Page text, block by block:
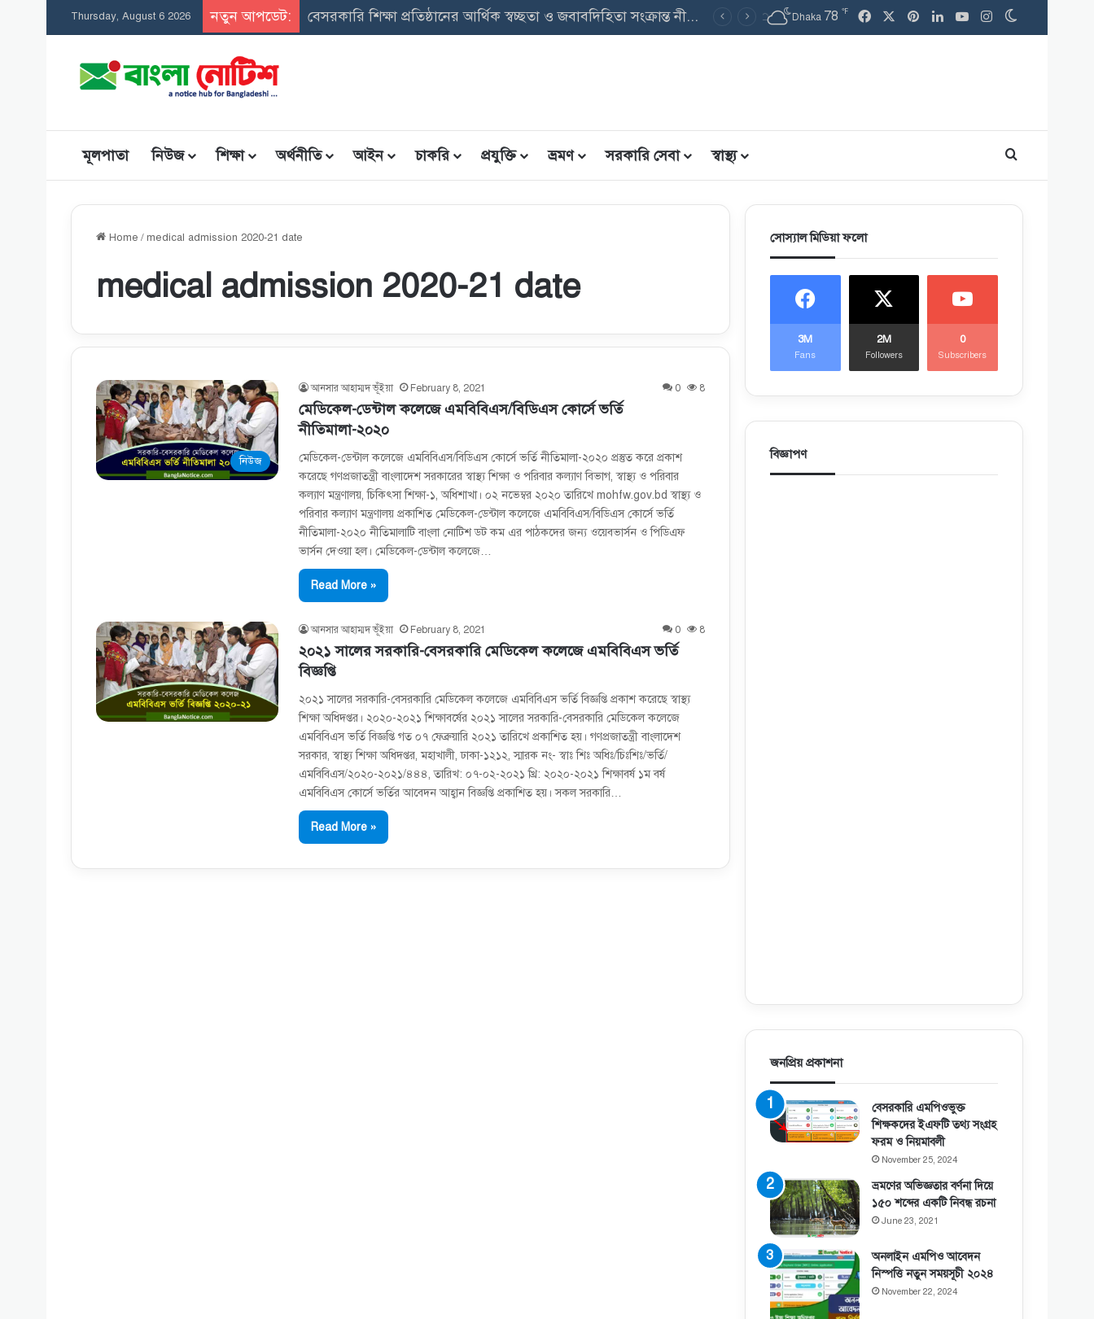
Thursday, August 6 2026 নতুন আপডেট: Dhaka 78 ℉ Facebook PinterestLinkedInYouTubeInstagram
মূলপাতা নিউজ শিক্ষা অর্থনীতি আইন চাকরি প্রযুক্তি ভ্রমণ সরকারি সেবা স্বাস্থ্য Search for
Home /medical admission 2020-21 date
medical admission 2020-21 date
নিউজ
আনসার আহাম্মদ ভূঁইয়া February 8, 2021 0 8
মেডিকেল-ডেন্টাল কলেজে এমবিবিএস/বিডিএস কোর্সে ভর্তি
নীতিমালা-২০২০
মেডিকেল-ডেন্টাল কলেজে এমবিবিএস/বিডিএস কোর্সে ভর্তি নীতিমালা-২০২০ প্রস্তুত করে প্রকাশ
করেছে গণপ্রজাতন্ত্রী বাংলাদেশ সরকারের স্বাস্থ্য শিক্ষা ও পরিবার কল্যাণ বিভাগ, স্বাস্থ্য ও পরিবার
কল্যাণ মন্ত্রণালয়, চিকিৎসা শিক্ষা-১, অধিশাখা। ০২ নভেম্বর ২০২০ তারিখে mohfw.gov.bd স্বাস্থ্য ও
পরিবার কল্যাণ মন্ত্রণালয় প্রকাশিত মেডিকেল-ডেন্টাল কলেজে এমবিবিএস/বিডিএস কোর্সে ভর্তি
নীতিমালা-২০২০ নীতিমালাটি বাংলা নোটিশ ডট কম এর পাঠকদের জন্য ওয়েবভার্সন ও পিডিএফ
ভার্সন দেওয়া হল। মেডিকেল-ডেন্টাল কলেজে…
Read More »
আনসার আহাম্মদ ভূঁইয়া February 8, 2021 0 8
২০২১ সালের সরকারি-বেসরকারি মেডিকেল কলেজে এমবিবিএস ভর্তি
বিজ্ঞপ্তি
২০২১ সালের সরকারি-বেসরকারি মেডিকেল কলেজে এমবিবিএস ভর্তি বিজ্ঞপ্তি প্রকাশ করেছে স্বাস্থ্য
শিক্ষা অধিদপ্তর। ২০২০-২০২১ শিক্ষাবর্ষের ২০২১ সালের সরকারি-বেসরকারি মেডিকেল কলেজে
এমবিবিএস ভর্তি বিজ্ঞপ্তি গত ০৭ ফেব্রুয়ারি ২০২১ তারিখে প্রকাশিত হয়। গণপ্রজাতন্ত্রী বাংলাদেশ
সরকার, স্বাস্থ্য শিক্ষা অধিদপ্তর, মহাখালী, ঢাকা-১২১২, স্মারক নং- স্বাঃ শিঃ অধিঃ/চিঃশিঃ/ভর্তি/
এমবিবিএস/২০২০-২০২১/৪৪৪, তারিখ: ০৭-০২-২০২১ খ্রি: ২০২০-২০২১ শিক্ষাবর্ষ ১ম বর্ষ
এমবিবিএস কোর্সে ভর্তির আবেদন আহ্বান বিজ্ঞপ্তি প্রকাশিত হয়। সকল সরকারি…
Read More »
সোস্যাল মিডিয়া ফলো
3M
Fans
2M
Followers
0
Subscribers
বিজ্ঞাপণ
জনপ্রিয় প্রকাশনা
বেসরকারি এমপিওভুক্ত
শিক্ষকদের ইএফটি তথ্য সংগ্রহ
ফরম ও নিয়মাবলী
November 25, 2024
ভ্রমণের অভিজ্ঞতার বর্ণনা দিয়ে
১৫০ শব্দের একটি নিবন্ধ রচনা
June 23, 2021
অনলাইন এমপিও আবেদন
নিস্পত্তি নতুন সময়সূচী ২০২৪
November 22, 2024